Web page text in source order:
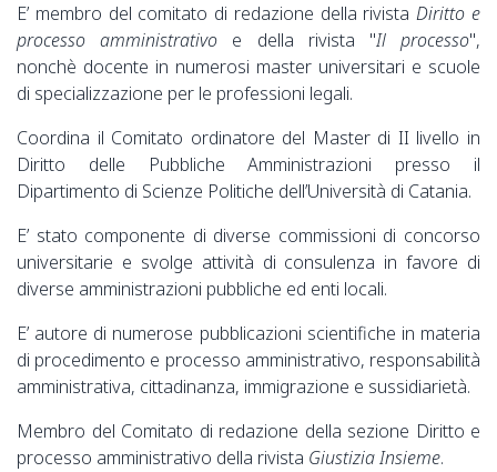
E’ membro del comitato di redazione della rivistaDiritto e
processo amministrativo e della rivista "Il processo",
nonchè docente in numerosi master universitari e scuole
di specializzazione per le professioni legali.
Coordina il Comitato ordinatore del Master di II livello in
Diritto delle Pubbliche Amministrazioni presso il
Dipartimento di Scienze Politiche dell’Università di Catania.
E’ stato componente di diverse commissioni di concorso
universitarie e svolge attività di consulenza in favore di
diverse amministrazioni pubbliche ed enti locali.
E’ autore di numerose pubblicazioni scientifiche in materia
di procedimento e processo amministrativo, responsabilità
amministrativa, cittadinanza, immigrazione e sussidiarietà.
Membro del Comitato di redazione della sezione Diritto e
processo amministrativo della rivista Giustizia Insieme.